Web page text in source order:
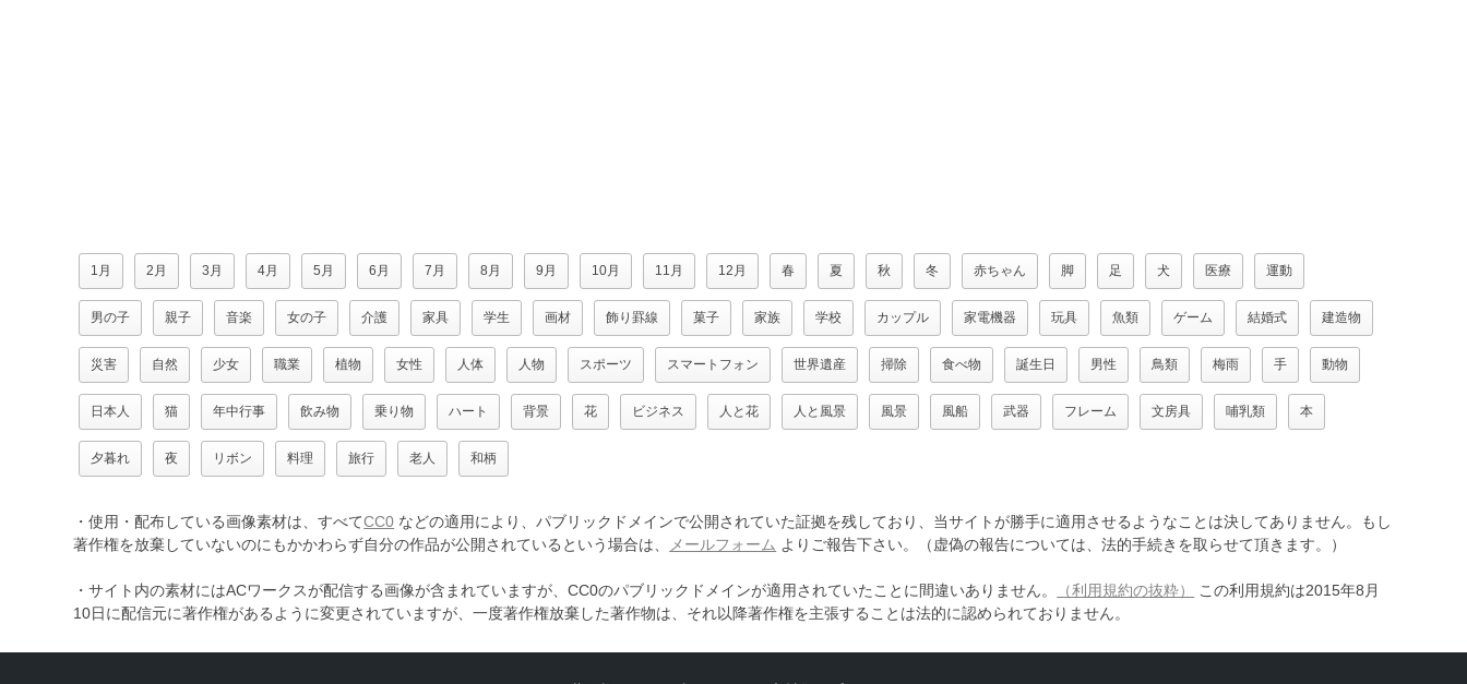
1月 2月 3月 4月 5月 6月 7月 8月 9月 10月 11月 12月 春 夏 秋 冬 赤ちゃん 脚 足 犬 医療 運動
男の子 親子 音楽 女の子 介護 家具 学生 画材 飾り罫線 菓子 家族 学校 カップル 家電機器 玩具 魚類 ゲーム 結婚式 建造物
災害 自然 少女 職業 植物 女性 人体 人物 スポーツ スマートフォン 世界遺産 掃除 食べ物 誕生日 男性 鳥類 梅雨 手 動物
日本人 猫 年中行事 飲み物 乗り物 ハート 背景 花 ビジネス 人と花 人と風景 風景 風船 武器 フレーム 文房具 哺乳類 本
夕暮れ 夜 リボン 料理 旅行 老人 和柄
・使用・配布している画像素材は、すべてCC0 などの適用により、パブリックドメインで公開されていた証拠を残しており、当サイトが勝手に適用させるようなことは決してありません。もし
著作権を放棄していないのにもかかわらず自分の作品が公開されているという場合は、
メールフォーム よりご報告下さい。（虚偽の報告については、法的手続きを取らせて頂きます。）
・サイト内の素材にはACワークスが配信する画像が含まれていますが、CC0のパブリックドメインが適用されていたことに間違いありません。 （利用規約の抜粋）
この利用規約は2015年8月
10日に配信元に著作権があるように変更されていますが、一度著作権放棄した著作物は、それ以降著作権を主張することは法的に認められておりません。